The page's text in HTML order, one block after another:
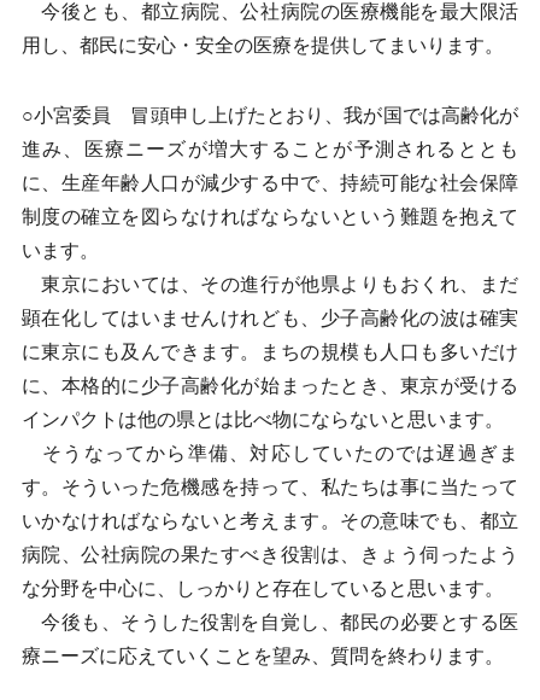
今後とも、都立病院、公社病院の医療機能を最大限活
用し、都民に安心・安全の医療を提供してまいります。
○小宮委員 冒頭申し上げたとおり、我が国では高齢化が
進み、医療ニーズが増大することが予測されるととも
に、生産年齢人口が減少する中で、持続可能な社会保障
制度の確立を図らなければならないという難題を抱えて
います。
東京においては、その進行が他県よりもおくれ、まだ
顕在化してはいませんけれども、少子高齢化の波は確実
に東京にも及んできます。まちの規模も人口も多いだけ
に、本格的に少子高齢化が始まったとき、東京が受ける
インパクトは他の県とは比べ物にならないと思います。
そうなってから準備、対応していたのでは遅過ぎま
す。そういった危機感を持って、私たちは事に当たって
いかなければならないと考えます。その意味でも、都立
病院、公社病院の果たすべき役割は、きょう伺ったよう
な分野を中心に、しっかりと存在していると思います。
今後も、そうした役割を自覚し、都民の必要とする医
療ニーズに応えていくことを望み、質問を終わります。